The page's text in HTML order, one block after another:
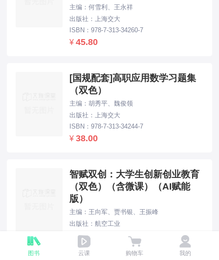
主编：何雪利、王永祥
出版社：上海交大
ISBN：978-7-313-34260-7
¥45.80
[国规配套]高职应用数学习题集
（双色）
主编：胡秀平、魏俊领
出版社：上海交大
ISBN：978-7-313-34244-7
¥38.00
智赋双创：大学生创新创业教育
（双色）（含微课）（AI赋能
版）
主编：王向军、贾书银、王振峰
出版社：航空工业
ISBN：978-7-5165-4476-1
49.80
图书 云课 购物车 我的